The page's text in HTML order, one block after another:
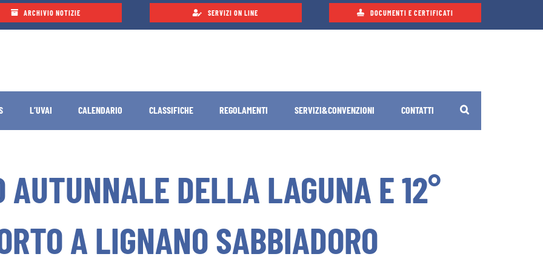
ARCHIVIO NOTIZIE SERVIZI ON LINE DOCUMENTI E CERTIFICATI
L’UVAI CALENDARIO CLASSIFICHE REGOLAMENTI SERVIZI&CONVENZIONI CONTATTI
AUTUNNALE DELLA LAGUNA E 12°
A LIGNANO SABBIADORO